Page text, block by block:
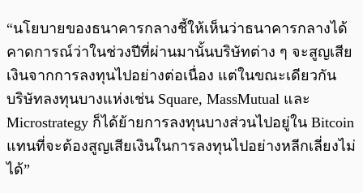
“นโยบายของธนาคารกลางชี้ให้เห็นว่าธนาคารกลางได้
คาดการณ์ว่าในช่วงปีที่ผ่านมานั้นบริษัทต่าง ๆ จะสูญเสีย
เงินจากการลงทุนไปอย่างต่อเนื่อง แต่ในขณะเดียวกัน
บริษัทลงทุนบางแห่งเช่น Square, MassMutual และ
Microstrategy ก็ได้ย้ายการลงทุนบางส่วนไปอยู่ใน Bitcoin
แทนที่จะต้องสูญเสียเงินในการลงทุนไปอย่างหลีกเลี่ยงไม่
ได้”